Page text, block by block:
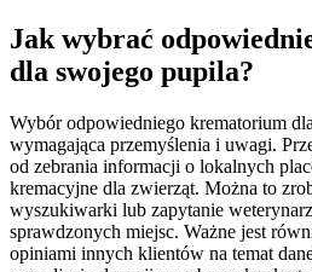
Jak wybrać
dla swojego pupila?
Wybór odpowiedniego krematorium
wymagająca przemyślenia i uwagi.
od zebrania informacji o lokalnych
kremacyjne dla zwierząt. Można to
wyszukiwarki lub zapytanie
sprawdzonych miejsc. Ważne jest
opiniami innych klientów na temat